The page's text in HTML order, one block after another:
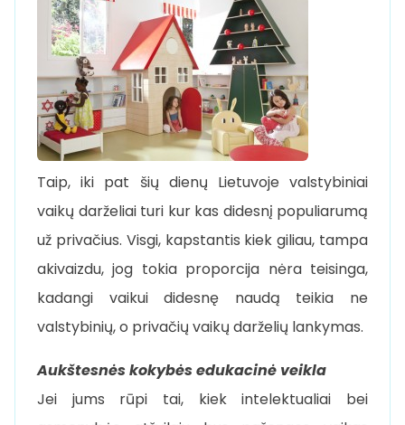
Taip, iki pat šių dienų Lietuvoje valstybiniai
vaikų darželiai turi kur kas didesnį populiarumą
už privačius. Visgi, kapstantis kiek giliau, tampa
akivaizdu, jog tokia proporcija nėra teisinga,
kadangi vaikui didesnę naudą teikia ne
valstybinių, o privačių vaikų darželių lankymas.
Aukštesnės kokybės edukacinė veikla
Jei jums rūpi tai, kiek intelektualiai bei